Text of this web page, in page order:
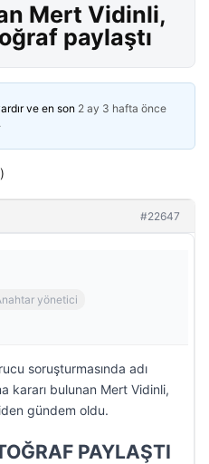
Mert Vidinli,
paylaştı
ve en son 2 ay 3 hafta önce
#22647
yönetici
soruşturmasında adı
kararı bulunan Mert Vidinli,
gündem oldu.
PAYLAŞTI